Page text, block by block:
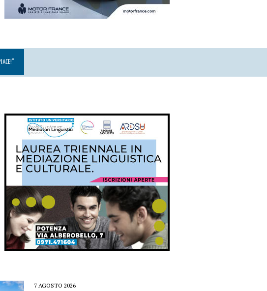
7 AGOSTO 2026